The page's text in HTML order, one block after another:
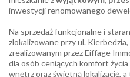
inwestycji renomowanego
Na sprzedaż funkcjonalne i
zlokalizowane przy ul.
zrealizowanym przez Eiffage
dla osób ceniących komfort
wnętrz oraz świetną lokalizację,